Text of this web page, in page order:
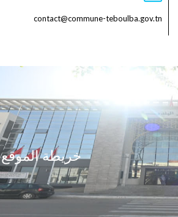
contact@commune-teboulba.gov.tn
خريطة الموقع